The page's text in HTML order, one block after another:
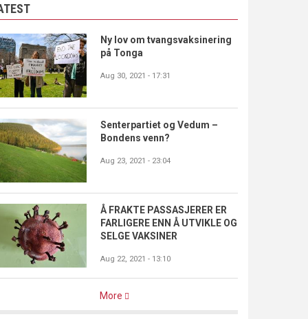
Ny lov om tvangsvaksinering
på Tonga
Aug 30, 2021 - 17:31
Senterpartiet og Vedum –
Bondens venn?
Aug 23, 2021 - 23:04
Å FRAKTE PASSASJERER ER
FARLIGERE ENN Å UTVIKLE OG
SELGE VAKSINER
Aug 22, 2021 - 13:10
More